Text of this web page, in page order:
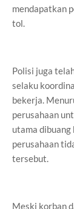
mendapatkan
tol.
Polisi juga
selaku
bekerja.
perusahaan
utama
perusahaan
tersebut.
Meski korban